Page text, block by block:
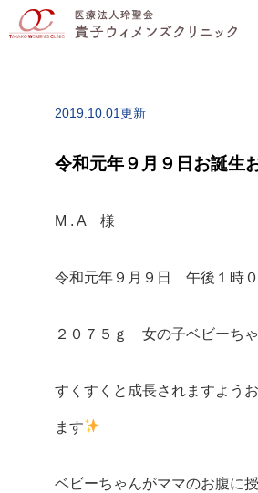
2019.10.01更新
令和元年９月９日お誕生
M . A 様
令和元年９月９日 午後１時
２０７５ｇ 女の子ベビーち
すくすくと成長されますよう
ます
ベビーちゃんがママのお腹に